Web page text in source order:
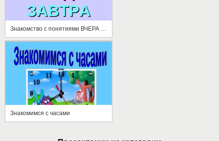
Знакомимся с часами